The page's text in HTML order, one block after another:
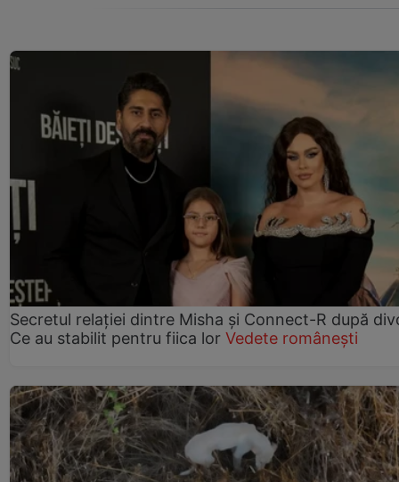
Secretul relației dintre Misha și Connect-R după
Ce au stabilit pentru fiica lor Vedete românești